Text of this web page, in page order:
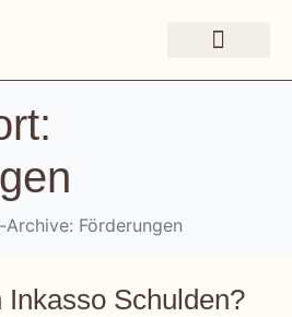
Förderungen
Schulden?